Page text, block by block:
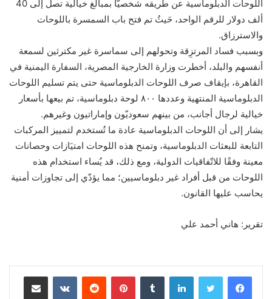
اللوحات الدبلوماسية عن طريقه شخصيًّا بمبالغ خيالية تصل إلى 40
ألف دولار للرقم الواحد، حَيثُ تم فتح باب السمسرة باللوحات
والاسترزاق.
وبسبب فساد المرتزِقة وتحولهم إلى سماسرة غير مكترثين لسمعة
أنفسهم والبلد، أخطرت وزارة الخارجية المصرية، السفارة اليمنية في
القاهرة، بإيقاف صرف اللوحات الدبلوماسية حتى يتم تسليم اللوحات
الدبلوماسية المنتهية وعددها ٨٠٠ لوحة دبلوماسية، تم بيعها بأسعار
خيالية لرجال أجانب، من بينهم سعوديّون وإماراتيون وغيرهم.
يشار إلى أن اللوحات الدبلوماسية عادة ما تُستخدم لتمييز المركبات
التابعة للبعثات الدبلوماسية، وتمنح هذه اللوحات امتيَازات وحصانات
معينة وفقًا للاتّفاقيات الدولية، ومع ذلك، قد يُساء استخدام هذه
اللوحات من قبل أفراد غير دبلوماسيين؛ مما يؤدّي إلى تجاوزات أمنية
يحاسب عليها القانون.
تقرير: هاني أحمد علي
لينكدإن بينتيريست